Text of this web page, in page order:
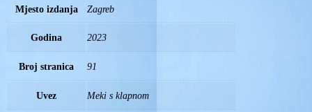
Mjesto izdanja Zagreb
Godina 2023
Broj stranica 91
Uvez Meki s klapnom